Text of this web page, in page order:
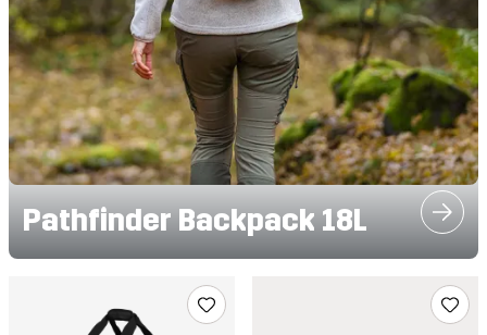
Pathfinder Backpack 18L